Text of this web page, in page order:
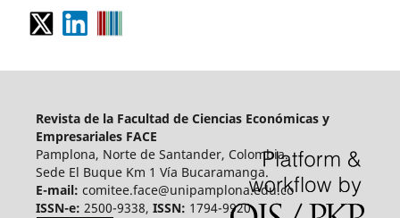
Revista de la Facultad de Ciencias Económicas y
Empresariales FACE
Pamplona, Norte de Santander, Colombia.
Sede El Buque Km 1 Vía Bucaramanga.
E-mail: comitee.face@unipamplona.edu.co
ISSN-e: 2500-9338, ISSN: 1794-9920